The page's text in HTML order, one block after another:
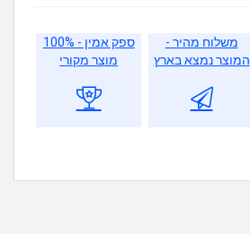
משלוח מהיר -
המוצר נמצא בארץ
ספק אמין - 100%
מוצר מקורי